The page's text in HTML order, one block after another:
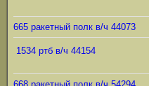
665 ракетный полк в/ч 44073
1534 ртб в/ч 44154